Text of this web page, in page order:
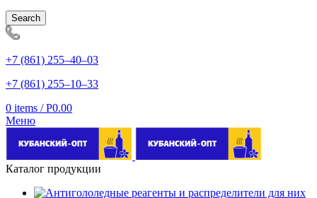
Search
+7 (861) 255‒40‒03
+7 (861) 255‒10‒33
0 items / Р0.00
Меню
Каталог продукции